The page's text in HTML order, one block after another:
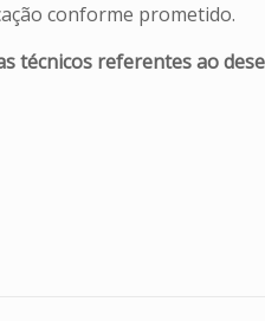
conforme prometido.
técnicos referentes ao